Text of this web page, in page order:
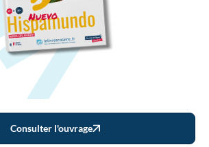
Consulter l'ouvrage